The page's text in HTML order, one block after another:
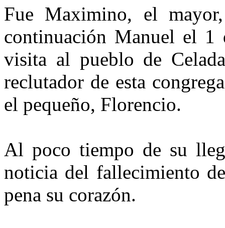
Fue Maximino, el
continuación Manuel el 1
visita al pueblo de
reclutador de esta
el pequeño, Florencio.
Al poco tiempo de su
noticia del fallecimiento
pena su corazón.